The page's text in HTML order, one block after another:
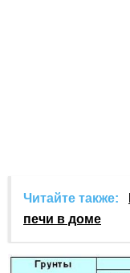
Читайте также:
печи в доме